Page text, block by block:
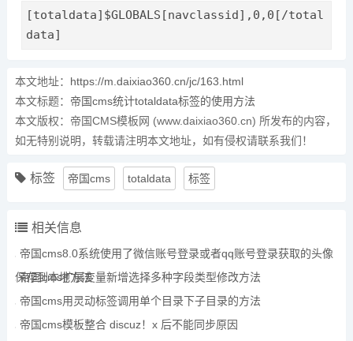
[totaldata]$GLOBALS[navclassid],0,0[/total
data]
本文地址： https://m.daixiao360.cn/jc/163.html
本文标题： 帝国cms统计totaldata标签的使用方法
本文版权：帝国CMS模板网 (www.daixiao360.cn) 所发布的内容，
如无特别说明，转载请注明本文地址，如有侵权请联系我们！
标签 帝国cms totaldata 标签
相关信息
帝国cms8.0系统使用了微信账号登录或者qq账号登录获取的头像
保存到本地方法
帝国cms扩展变量新增选择多种字段类型修改方法
帝国cms用灵动标签调用单个目录下子目录的方法
帝国cms模板整合 discuz！x 后不能同步原因